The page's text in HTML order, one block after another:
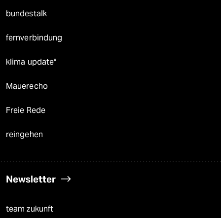
bundestalk
fernverbindung
klima update°
Mauerecho
Freie Rede
reingehen
Newsletter
team zukunft